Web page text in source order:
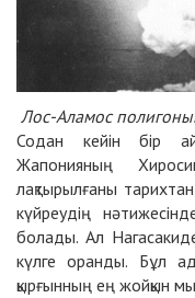
Лос-Аламос
Содан кейін бір
Жапонияның
лақтырылғаны
күйреудің
болады. Ал
күлге оранды. Бұл
қырғынның ең жойқын